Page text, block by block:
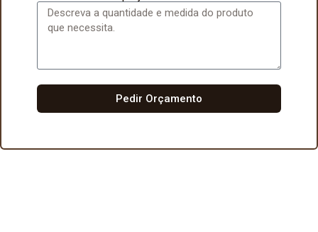
Pedir Orçamento